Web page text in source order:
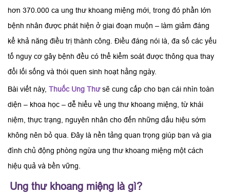
hơn 370.000 ca ung thư khoang miệng mới, trong đó phần lớn
bệnh nhân được phát hiện ở giai đoạn muộn – làm giảm đáng
kể khả năng điều trị thành công. Điều đáng nói là, đa số các yếu
tố nguy cơ gây bệnh đều có thể kiểm soát được thông qua thay
đổi lối sống và thói quen sinh hoạt hằng ngày.
Bài viết này, Thuốc Ung Thưsẽ cung cấp cho bạn cái nhìn toàn
diện – khoa học – dễ hiểu về ung thư khoang miệng, từ khái
niệm, thực trạng, nguyên nhân cho đến những dấu hiệu sớm
không nên bỏ qua. Đây là nền tảng quan trọng giúp bạn và gia
đình chủ động phòng ngừa ung thư khoang miệng một cách
hiệu quả và bền vững.
Ung thư khoang miệng là gì?